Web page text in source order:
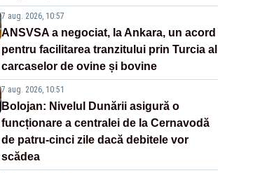
7 aug. 2026, 10:57
ANSVSA a negociat, la Ankara, un acord
pentru facilitarea tranzitului prin Turcia al
carcaselor de ovine și bovine
7 aug. 2026, 10:51
Bolojan: Nivelul Dunării asigură o
funcționare a centralei de la Cernavodă
de patru-cinci zile dacă debitele vor
scădea